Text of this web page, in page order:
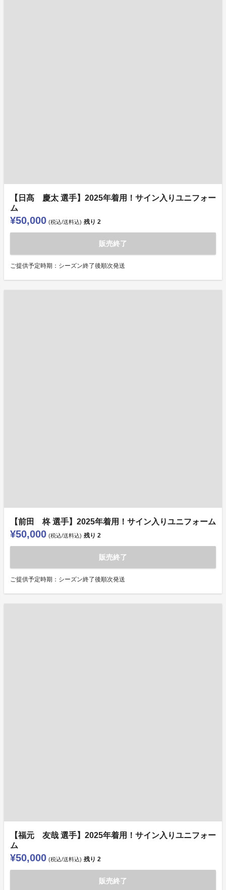
【日髙 慶太 選手】2025年着用！サイン入りユニフォー
ム
¥50,000 (税込/送料込) 残り 2
販売終了
ご提供予定時期：シーズン終了後順次発送
【前田 柊 選手】2025年着用！サイン入りユニフォーム
¥50,000 (税込/送料込) 残り 2
販売終了
ご提供予定時期：シーズン終了後順次発送
【福元 友哉 選手】2025年着用！サイン入りユニフォー
ム
¥50,000 (税込/送料込) 残り 2
販売終了